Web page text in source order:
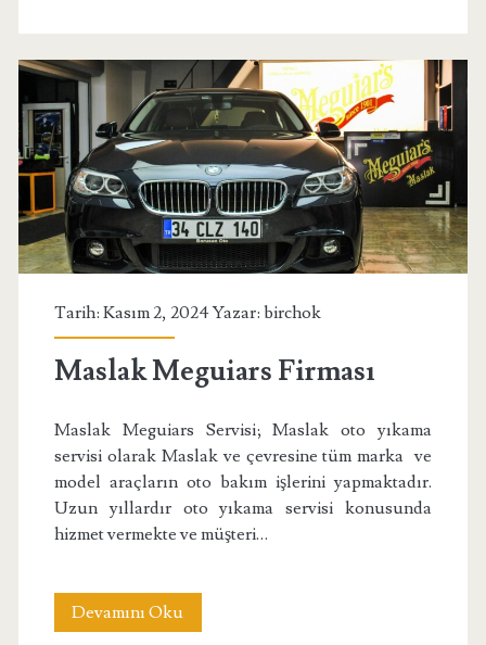
Tarih: Kasım 2, 2024 Yazar: birchok
Maslak Meguiars Firması
Maslak Meguiars Servisi; Maslak oto yıkama
servisi olarak Maslak ve çevresine tüm marka ve
model araçların oto bakım işlerini yapmaktadır.
Uzun yıllardır oto yıkama servisi konusunda
hizmet vermekte ve müşteri…
Devamını Oku